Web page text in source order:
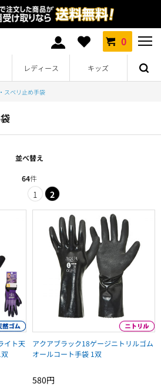
0
レディース キッズ
スベリ止め手袋
並べ替え
64件
1 2
イト天
アクアブラック18ゲージニトリルゴム
オールコート手袋 1双
580円